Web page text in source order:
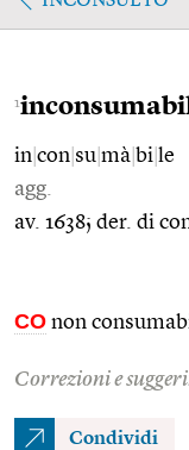
1
in con su mà bi le
agg.
av. 1638; der. di
CO non
Correzioni e
Condividi